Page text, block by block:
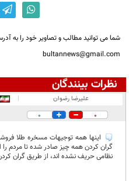
شما می توانید مطالب و تصاویر خود را به
bultannews@gmail.com
نظرات بینندگان
در انتظار بررسی:
علیرضا رضوان |
0
0
اینها همه توجیهات مسخره طلا
گران کردن همه چیز صادر شده تا مردم را از
نظامی حریف نشده اند، از طریق گران